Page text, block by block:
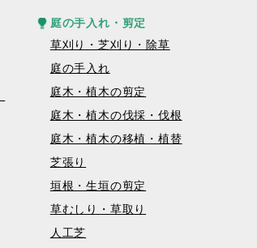
庭の手入れ・剪定
草刈り・芝刈り・除草
庭の手入れ
庭木・植木の剪定
庭木・植木の伐採・伐根
庭木・植木の移植・植替
芝張り
垣根・生垣の剪定
草むしり・草取り
人工芝